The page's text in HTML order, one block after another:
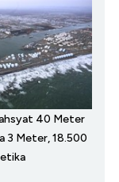
40 Meter
3 Meter, 18.500